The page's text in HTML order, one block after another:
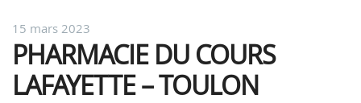
15 mars 2023
PHARMACIE DU COURS
LAFAYETTE – TOULON